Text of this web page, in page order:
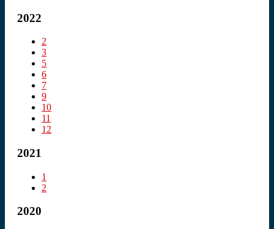
2022
2
3
5
6
7
9
10
11
12
2021
1
2
2020